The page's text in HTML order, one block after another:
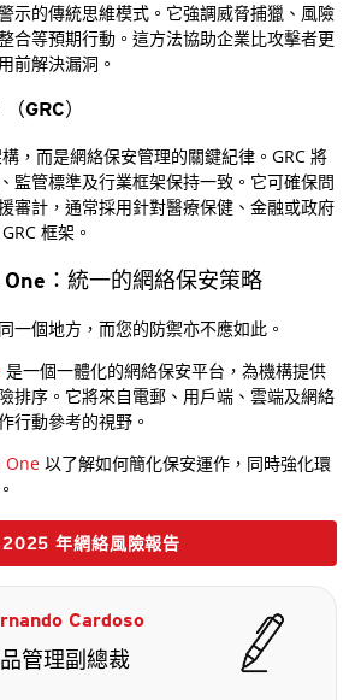
示的傳統思維模式。它強調威脅捕獵、風險
合等預期行動。這方法協助企業比攻擊者更
前解決漏洞。
GRC）
，而是網絡保安管理的關鍵紀律。GRC 將
監管標準及行業框架保持一致。它可確保問
審計，通常採用針對醫療保健、金融或政府
框架。
：統一的網絡保安策略
一個地方，而您的防禦亦不應如此。
是一個一體化的網絡保安平台，為機構提供
排序。它將來自電郵、用戶端、雲端及網絡
行動參考的視野。
One 以了解如何簡化保安運作，同時強化環
2025 年網絡風險報告
Cardoso
管理副總裁